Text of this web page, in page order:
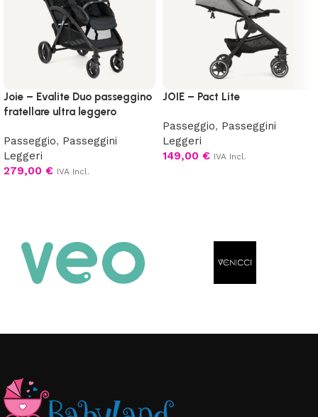
Joie – Evalite Duo passeggino
fratellare ultra leggero
Passeggio, Passeggini
Leggeri
279,00 € IVA Incl.
JOIE – Pact Lite
Passeggio, Passeggini
Leggeri
149,00 € IVA Incl.